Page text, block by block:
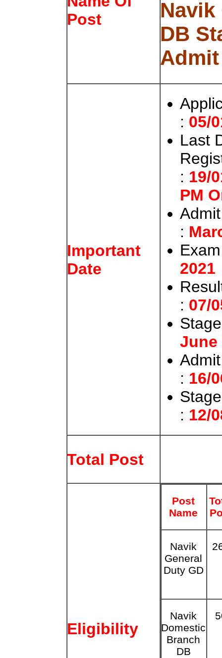
Post
Navik
DB
Admit
Important
Date
: 05/
Last
: 19/
PM
:
2021
: 07/
June
: 16/
: 12/
Total Post
Eligibility
Post
Name
Navik
General
Duty GD
Navik
Domestic
Branch
DB